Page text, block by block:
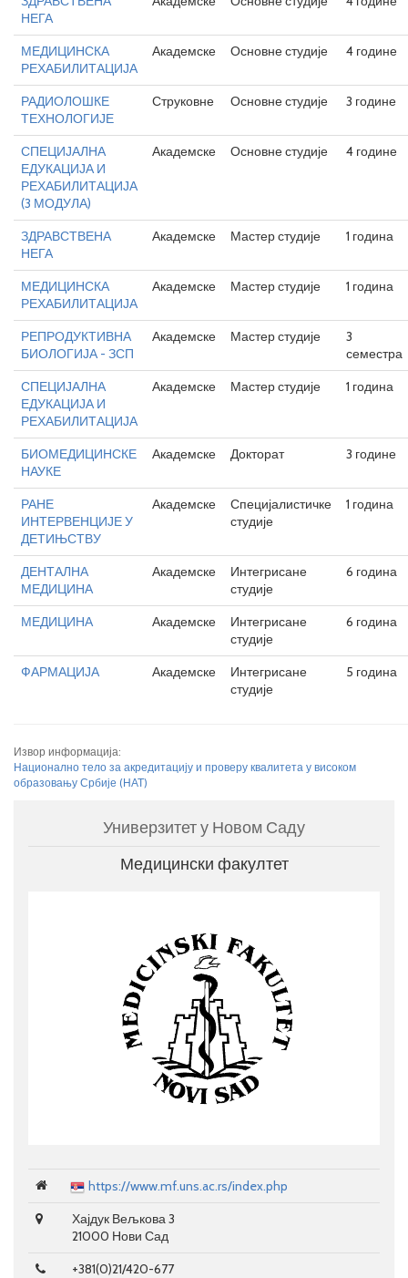
НЕГА
МЕДИЦИНСКА
РЕХАБИЛИТАЦИЈА
Академске Основне студије 4 године
РАДИОЛОШКЕ
ТЕХНОЛОГИЈЕ
Струковне Основне студије 3 године
СПЕЦИЈАЛНА
ЕДУКАЦИЈА И
РЕХАБИЛИТАЦИЈА
(3 МОДУЛА)
Академске Основне студије 4 године
ЗДРАВСТВЕНА
НЕГА
Академске Мастер студије 1 година
МЕДИЦИНСКА
РЕХАБИЛИТАЦИЈА
Академске Мастер студије 1 година
РЕПРОДУКТИВНА
БИОЛОГИЈА - ЗСП
Академске Мастер студије
3
семестра
СПЕЦИЈАЛНА
ЕДУКАЦИЈА И
РЕХАБИЛИТАЦИЈА
Академске Мастер студије 1 година
БИОМЕДИЦИНСКЕ
НАУКЕ
Академске Докторат 3 године
РАНЕ
ИНТЕРВЕНЦИЈЕ У
ДЕТИЊСТВУ
Академске
Специјалистичке
студије
1 година
ДЕНТАЛНА
МЕДИЦИНА
Академске
Интегрисане
студије
6 година
МЕДИЦИНА Академске
Интегрисане
студије
6 година
ФАРМАЦИЈА Академске
Интегрисане
студије
5 година
Извор информација:
Национално тело за акредитацију и проверу квалитета у високом
образовању Србије (НАТ)
Универзитет у Новом Саду
Медицински факултет
https://www.mf.uns.ac.rs/index.php
Хајдук Вељкова 3
21000 Нови Сад
+381(0)21/420-677